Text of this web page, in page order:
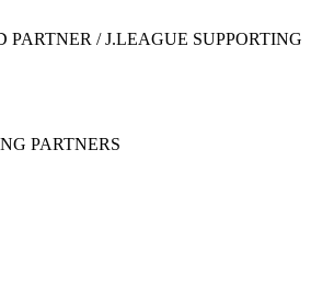
PARTNER / J.LEAGUE SUPPORTING
PARTNERS